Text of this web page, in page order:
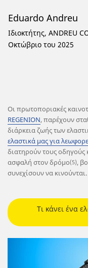
Eduardo Andreu
Ιδιοκτήτης, ANDREU
Οκτώβριο του 2025
Οι πρωτοποριακές
REGENION, παρέχουν
διάρκεια ζωής των
ελαστικά μας για
διατηρούν τους οδηγούς
ασφαλή στον δρόμο(5),
συνεχίσουν να κινούνται.
Τι κάνει ένα